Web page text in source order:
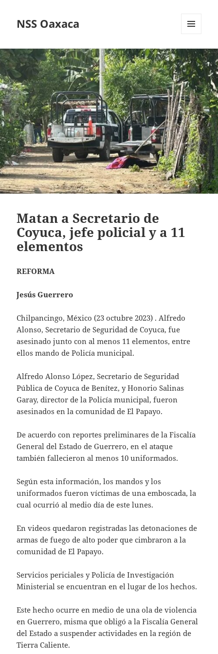
NSS Oaxaca
WIDGETS
Matan a Secretario de
Coyuca, jefe policial y a 11
elementos
REFORMA
Jesús Guerrero
Chilpancingo, México (23 octubre 2023) . Alfredo
Alonso, Secretario de Seguridad de Coyuca, fue
asesinado junto con al menos 11 elementos, entre
ellos mando de Policía municipal.
Alfredo Alonso López, Secretario de Seguridad
Pública de Coyuca de Benítez, y Honorio Salinas
Garay, director de la Policía municipal, fueron
asesinados en la comunidad de El Papayo.
De acuerdo con reportes preliminares de la Fiscalía
General del Estado de Guerrero, en el ataque
también fallecieron al menos 10 uniformados.
Según esta información, los mandos y los
uniformados fueron víctimas de una emboscada, la
cual ocurrió al medio día de este lunes.
En videos quedaron registradas las detonaciones de
armas de fuego de alto poder que cimbraron a la
comunidad de El Papayo.
Servicios periciales y Policía de Investigación
Ministerial se encuentran en el lugar de los hechos.
Este hecho ocurre en medio de una ola de violencia
en Guerrero, misma que obligó a la Fiscalía General
del Estado a suspender actividades en la región de
Tierra Caliente.